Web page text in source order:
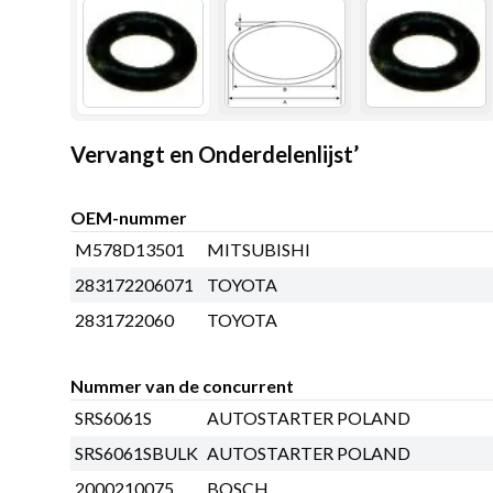
Vervangt en Onderdelenlijst’
OEM-nummer
M578D13501
MITSUBISHI
283172206071
TOYOTA
2831722060
TOYOTA
Nummer van de concurrent
SRS6061S
AUTOSTARTER POLAND
SRS6061SBULK AUTOSTARTER POLAND
2000210075
BOSCH